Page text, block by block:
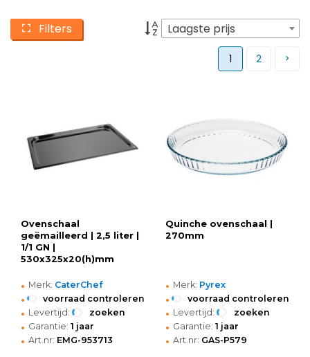
Filters Laagste prijs
1 2
Ovenschaal
geëmailleerd | 2,5 liter |
1/1 GN |
530x325x20(h)mm
• Merk: CaterChef
• voorraad controleren
• Levertijd: zoeken
• Garantie: 1 jaar
• Art.nr: EMG-953713
Quinche ovenschaal |
270mm
• Merk: Pyrex
• voorraad controleren
• Levertijd: zoeken
• Garantie: 1 jaar
• Art.nr: GAS-P579